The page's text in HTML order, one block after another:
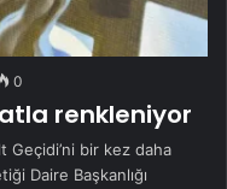
0
renkleniyor
Geçidi’ni bir kez daha
Daire Başkanlığı